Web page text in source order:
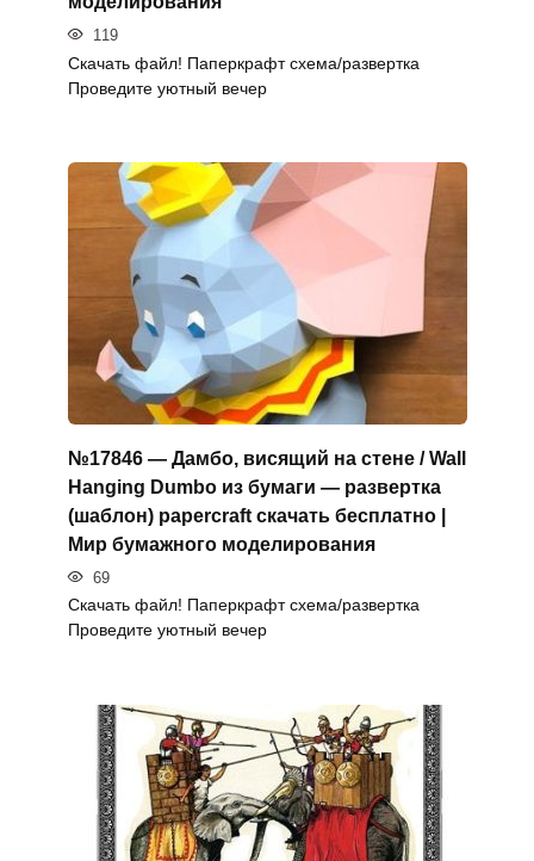
119
Скачать файл! Паперкрафт схема/развертка
Проведите уютный вечер
№17846 — Дамбо, висящий на стене / Wall
Hanging Dumbo из бумаги — развертка
(шаблон) papercraft скачать бесплатно |
Мир бумажного моделирования
69
Скачать файл! Паперкрафт схема/развертка
Проведите уютный вечер